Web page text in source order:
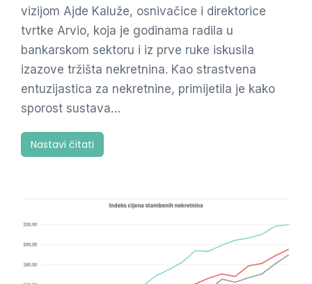
vizijom Ajde Kaluže, osnivačice i direktorice
tvrtke Arvio, koja je godinama radila u
bankarskom sektoru i iz prve ruke iskusila
izazove tržišta nekretnina. Kao strastvena
entuzijastica za nekretnine, primijetila je kako
sporost sustava…
Nastavi čitati